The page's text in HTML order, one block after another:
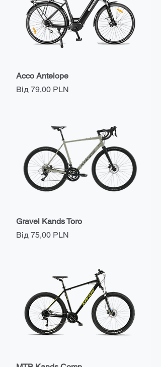
Acco Antelope
Від 79,00 PLN
За розпродажем
Gravel Kands Toro
Від 75,00 PLN
За розпродажем